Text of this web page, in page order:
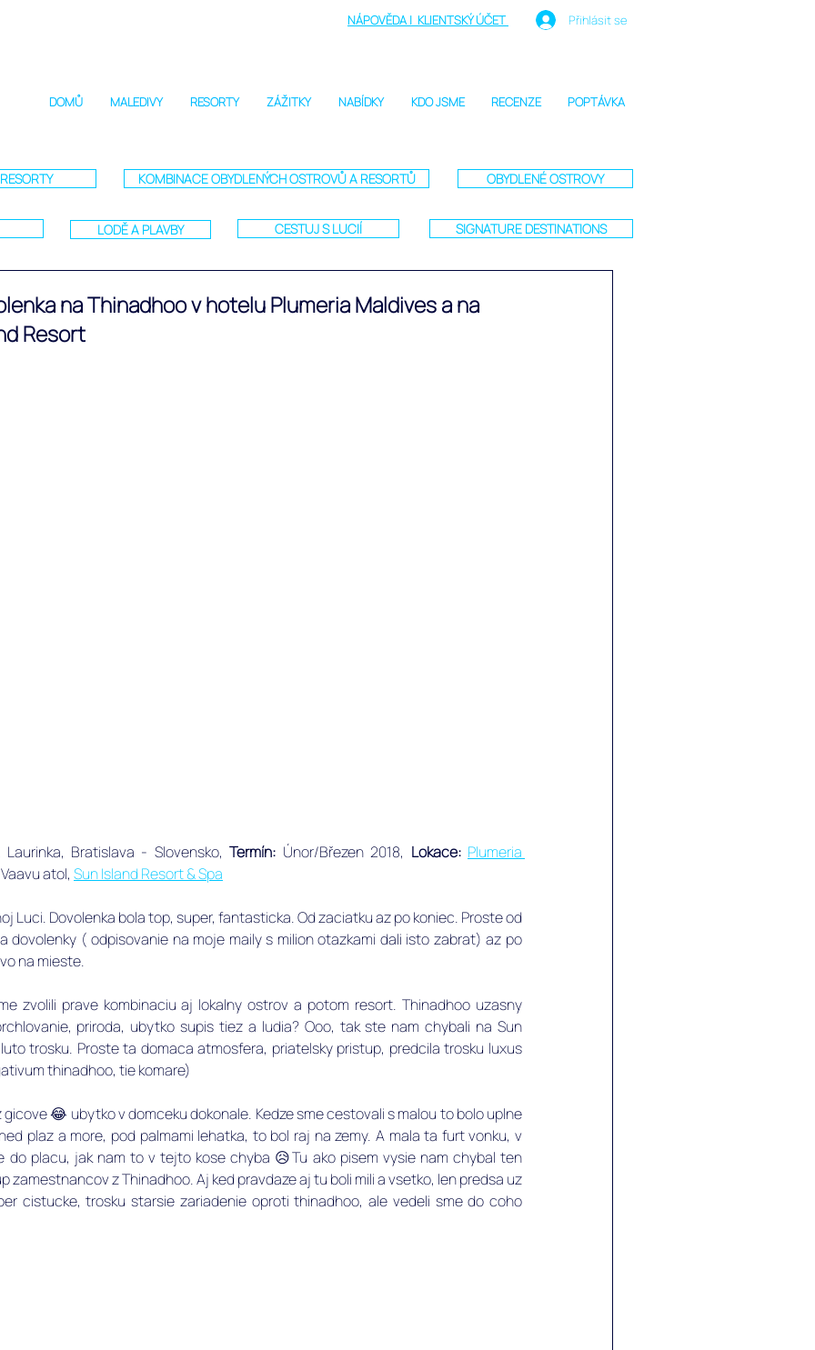
DOMŮ MALEDIVY RESORTY ZÁŽITKY NABÍDKY KDO JSME RECENZE POPTÁVKA
Přihlásit se
NÁPOVĚDA | KLIENTSKÝ ÚČET
RESORTY KOMBINACE OBYDLENÝCH OSTROVŮ A RESORTŮ
LODĚ A PLAVBY CESTUJ S LUCIÍ
OBYDLENÉ OSTROVY
SIGNATURE DESTINATIONS
na Thinadhoo v hotelu Plumeria Maldives a na
Resort
Laurinka, Bratislava - Slovensko, Termín: Únor/Březen 2018, Lokace: Plumeria
atol, Sun Island Resort & Spa
Luci. Dovolenka bola top, super, fantasticka. Od zaciatku az po koniec. Proste od
dovolenky ( odpisovanie na moje maily s milion otazkami dali isto zabrat) az po
na mieste.
zvolili prave kombinaciu aj lokalny ostrov a potom resort. Thinadhoo uzasny
priroda, ubytko supis tiez a ludia? Ooo, tak ste nam chybali na Sun
trosku. Proste ta domaca atmosfera, priatelsky pristup, predcila trosku luxus
thinadhoo, tie komare)
😂 ubytko v domceku dokonale. Kedze sme cestovali s malou to bolo uplne
plaz a more, pod palmami lehatka, to bol raj na zemy. A mala ta furt vonku, v
do placu, jak nam to v tejto kose chyba 😥Tu ako pisem vysie nam chybal ten
zamestnancov z Thinadhoo. Aj ked pravdaze aj tu boli mili a vsetko, len predsa uz
cistucke, trosku starsie zariadenie oproti thinadhoo, ale vedeli sme do coho